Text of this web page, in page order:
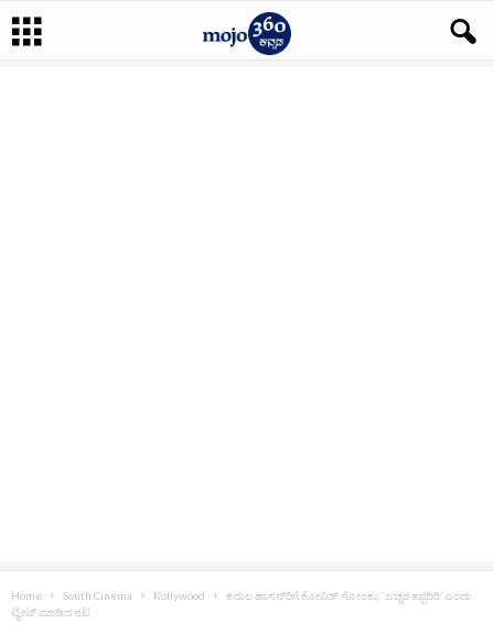
Home South Cinema Kollywood
ಕಮಲ ಹಾಸನ್‌ರಿಗೆ ಕೋವಿಡ್ ಸೋಂಕು; ‘ಎಚ್ಚರ ತಪ್ಪದಿರಿ’ ಎಂದು
ಟ್ವೀಟ್ ಮಾಡಿದ ನಟ